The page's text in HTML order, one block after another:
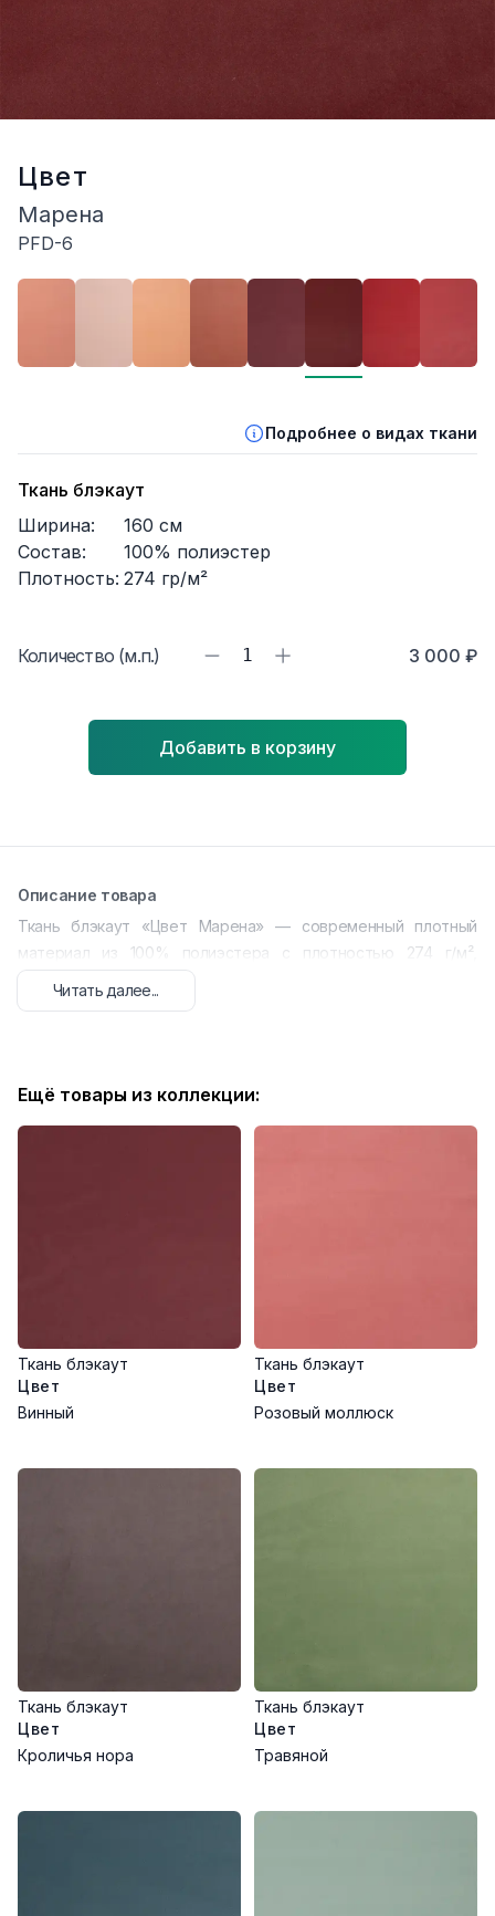
Цвет
Марена
PFD-6
Подробнее о видах ткани
Ткань блэкаут
Ширина:
160 см
Состав:
100% полиэстер
Плотность: 274 гр/м²
Количество (м.п.) 1 3 000 ₽
Добавить в корзину
Описание товара
Ткань блэкаут «Цвет Марена» — современный плотный
материал из 100% полиэстера с плотностью 274 г/м²,
обеспечивающий полное затемнение помещения. Благодаря
специальной внутренней структуре ткань эффективно
растительными мотивами в теплой цветовой гамме
Область применения:
Шторы blackout для спален и детских комнат
Рулонные жалюзи и портьеры
Читать далее...
Ещё товары из коллекции:
Ткань блэкаут
Цвет
Винный
Ткань блэкаут
Цвет
Розовый моллюск
Ткань блэкаут
Цвет
Кроличья нора
Ткань блэкаут
Цвет
Травяной